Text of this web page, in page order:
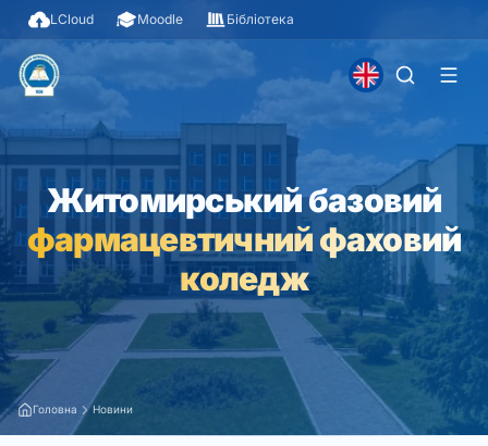
LCloud Moodle Бібліотека
Житомирський базовий
фармацевтичний фаховий
коледж
Головна Новини